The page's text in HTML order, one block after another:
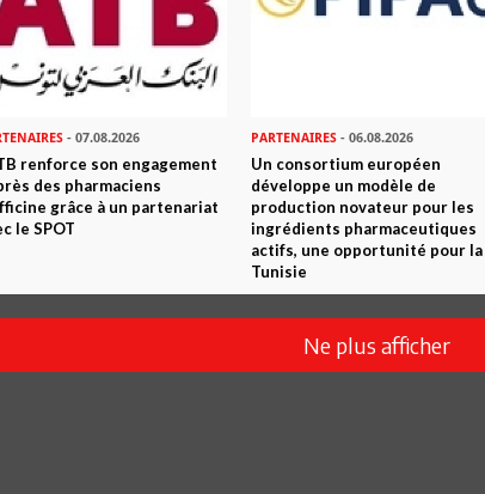
- 07.08.2026
renforce son engagement
des pharmaciens
grâce à un partenariat
le SPOT
PARTENAIRES - 06.08.2026
Un consortium européen
développe un modèle de
production novateur pour les
ingrédients pharmaceutiques
actifs, une opportunité pour la
Tunisie
Ne plus afficher